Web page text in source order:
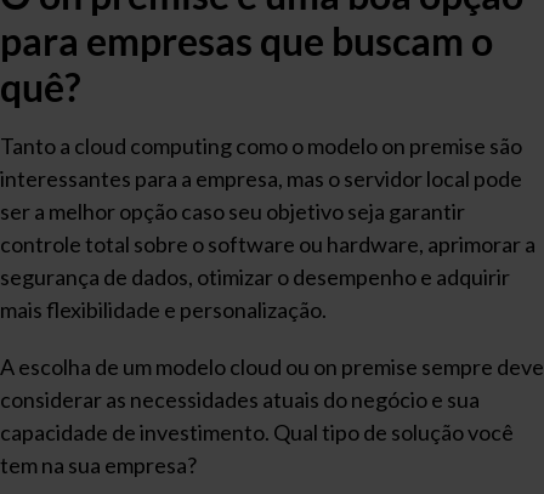
para empresas que buscam o
quê?
Tanto a cloud computing como o modelo on premise são
interessantes para a empresa, mas o servidor local pode
ser a melhor opção caso seu objetivo seja garantir
controle total sobre o software ou hardware, aprimorar a
segurança de dados, otimizar o desempenho e adquirir
mais flexibilidade e personalização.
A escolha de um modelo cloud ou on premise sempre deve
considerar as necessidades atuais do negócio e sua
capacidade de investimento. Qual tipo de solução você
tem na sua empresa?